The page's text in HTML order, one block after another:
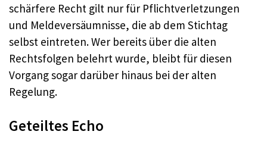
schärfere Recht gilt nur für Pflichtverletzungen
und Meldeversäumnisse, die ab dem Stichtag
selbst eintreten. Wer bereits über die alten
Rechtsfolgen belehrt wurde, bleibt für diesen
Vorgang sogar darüber hinaus bei der alten
Regelung.
Geteiltes Echo